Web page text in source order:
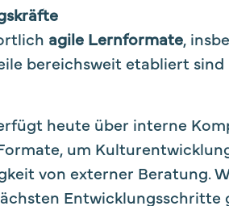
agile Lernformate,
bereichsweit etabliert sind
heute über interne
um
von externer Beratung.
Entwicklungsschritte